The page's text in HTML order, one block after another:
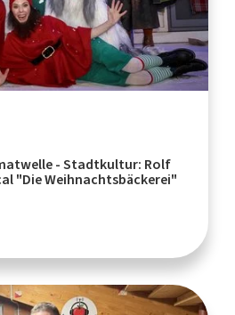
- Stadtkultur: Rolf
"Die Weihnachtsbäckerei"